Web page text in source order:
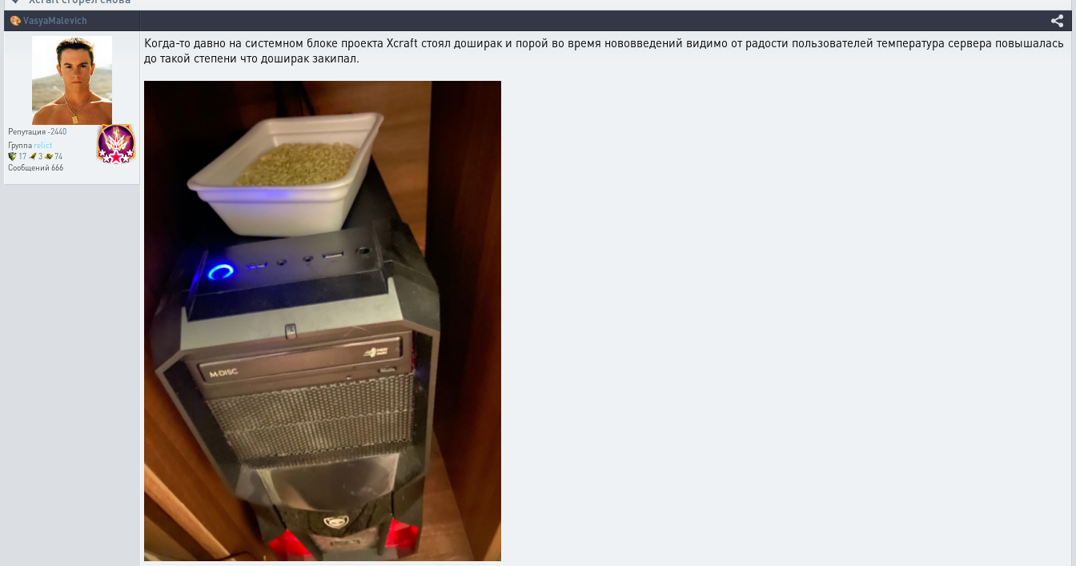
🎨 VasyaMalevich
Репутация-2440
Группа relict
17
3
74
Сообщений 666
Когда-то давно на системном блоке проекта Xcraft стоял доширак и порой во время нововведений видимо от радости пользователей температура сервера повышалась
до такой степени что доширак закипал.